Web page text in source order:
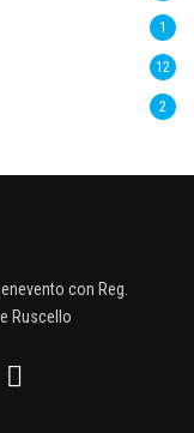
1
12
2
con Reg.
Ruscello